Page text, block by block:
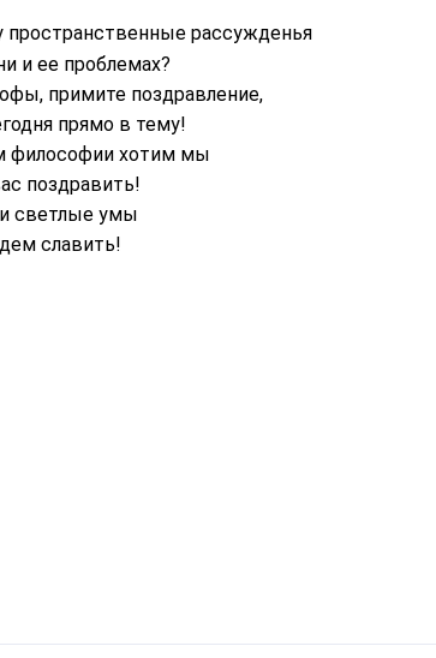
пространственные рассужденья
и ее проблемах?
примите поздравление,
прямо в тему!
философии хотим мы
поздравить!
светлые умы
славить!